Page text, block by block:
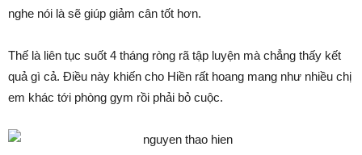
nghe nói là sẽ giúp giảm cân tốt hơn.
Thế là liên tục suốt 4 tháng ròng rã tập luyện mà chẳng thấy kết
quả gì cả. Điều này khiến cho Hiền rất hoang mang như nhiều chị
em khác tới phòng gym rồi phải bỏ cuộc.